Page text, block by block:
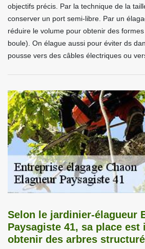
objectifs précis. Par la technique de la
conserver un port semi-libre. Par un
réduire le volume pour obtenir des
boule). On élague aussi pour éviter ds
pousse vers des câbles électriques ou
Selon le jardinier-élagueur
Paysagiste 41, sa place
obtenir des arbres